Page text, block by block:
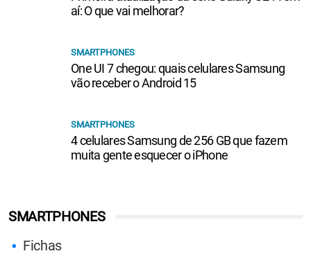
SMARTPHONES
Fichas
aí: O que vai melhorar?
SMARTPHONES
One UI 7 chegou: quais celulares Samsung
vão receber o Android 15
SMARTPHONES
4 celulares Samsung de 256 GB que fazem
muita gente esquecer o iPhone